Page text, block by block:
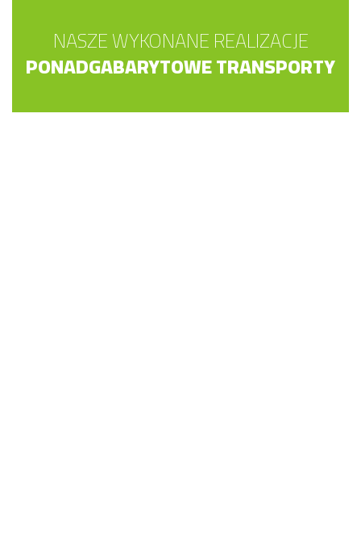
NASZE WYKONANE REALIZACJE
PONADGABARYTOWE TRANSPORTY